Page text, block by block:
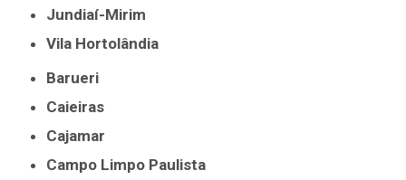
Jundiaí-Mirim
Vila Hortolândia
Barueri
Caieiras
Cajamar
Campo Limpo Paulista